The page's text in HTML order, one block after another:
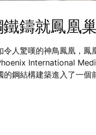
鑄就鳳凰
令人驚嘆的神鳥鳳凰，鳳
International
的鋼結構建築進入了一個